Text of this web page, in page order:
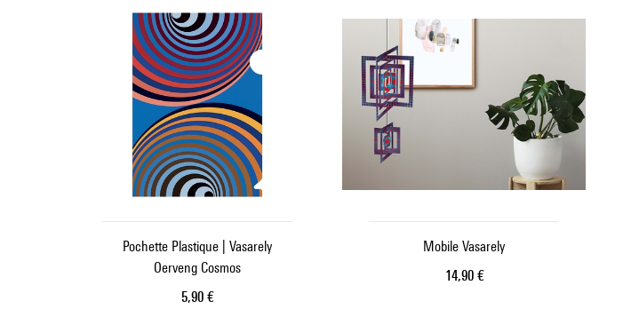
Pochette Plastique | Vasarely
Oerveng Cosmos
Prix ​​actuel
5,90 €
Mobile Vasarely
Prix ​​actuel
14,90 €